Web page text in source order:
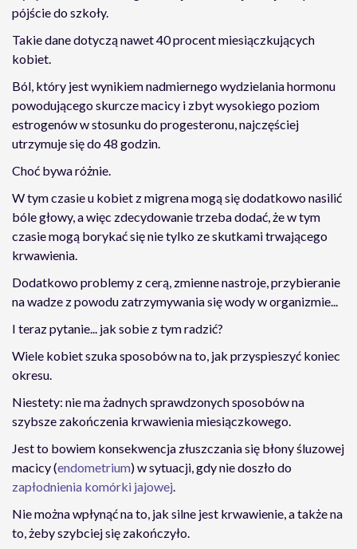
pójście do szkoły.
Takie dane dotyczą nawet 40 procent miesiączkujących
kobiet.
Ból, który jest wynikiem nadmiernego wydzielania hormonu
powodującego skurcze macicy i zbyt wysokiego poziom
estrogenów w stosunku do progesteronu, najczęściej
utrzymuje się do 48 godzin.
Choć bywa różnie.
W tym czasie u kobiet z migrena mogą się dodatkowo nasilić
bóle głowy, a więc zdecydowanie trzeba dodać, że w tym
czasie mogą borykać się nie tylko ze skutkami trwającego
krwawienia.
Dodatkowo problemy z cerą, zmienne nastroje, przybieranie
na wadze z powodu zatrzymywania się wody w organizmie...
I teraz pytanie... jak sobie z tym radzić?
Wiele kobiet szuka sposobów na to, jak przyspieszyć koniec
okresu.
Niestety: nie ma żadnych sprawdzonych sposobów na
szybsze zakończenia krwawienia miesiączkowego.
Jest to bowiem konsekwencja złuszczania się błony śluzowej
macicy (endometrium) w sytuacji, gdy nie doszło do
zapłodnienia komórki jajowej.
Nie można wpłynąć na to, jak silne jest krwawienie, a także na
to, żeby szybciej się zakończyło.